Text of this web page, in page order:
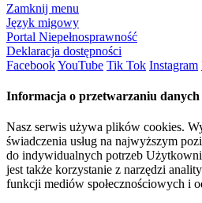
Zamknij menu
Język migowy
Portal Niepełnosprawność
Deklaracja dostępności
FacebookYouTube Tik Tok Instagram
Informacja o przetwarzaniu danych
Nasz serwis używa plików cookies.
świadczenia usług na najwyższym
do indywidualnych potrzeb
jest także korzystanie z narzędzi
funkcji mediów społecznościowych i